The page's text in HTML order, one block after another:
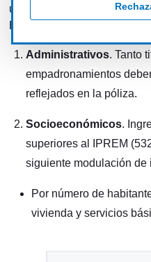
usuario se pueda acoger a
Energética:
Administrativos. Tanto
empadronamientos
reflejados en la póliza.
Socioeconómicos.
superiores al IPREM
siguiente modulación de
Por número de
vivienda y servicios